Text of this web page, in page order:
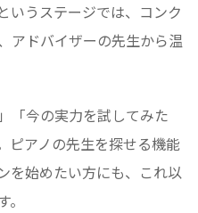
いうステージでは、コンク
アドバイザーの先生から温
「今の実力を試してみた
ピアノの先生を探せる機能
を始めたい方にも、これ以